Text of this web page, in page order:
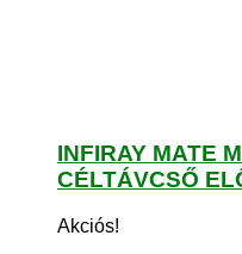
INFIRAY MATE
CÉLTÁVCSŐ
Akciós!